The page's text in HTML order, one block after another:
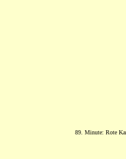
89. Minute: Rote